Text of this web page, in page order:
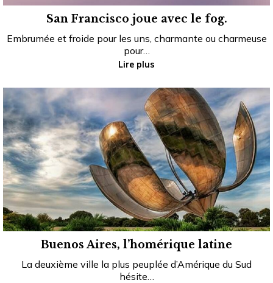
San Francisco joue avec le fog.
Embrumée et froide pour les uns, charmante ou charmeuse
pour…
Lire plus
Buenos Aires, l’homérique latine
La deuxième ville la plus peuplée d’Amérique du Sud
hésite…